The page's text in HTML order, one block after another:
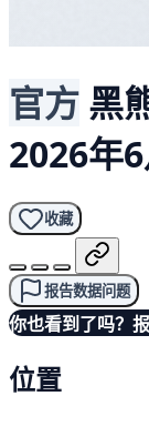
官方 黑
2026年
收藏
报告数据问题
你也看到了吗？
位置